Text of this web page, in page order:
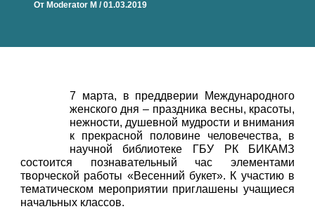
От Moderator M /01.03.2019
7 марта, в преддверии Международного
женского дня – праздника весны, красоты,
нежности, душевной мудрости и внимания
к прекрасной половине человечества, в
научной библиотеке ГБУ РК БИКАМЗ
состоится познавательный час элементами
творческой работы «Весенний букет». К участию в
тематическом мероприятии приглашены учащиеся
начальных классов.